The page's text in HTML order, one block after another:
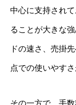
中心に支持され
ることが大きな
ドの速さ、売掛
点での使いやす
その一方で、手